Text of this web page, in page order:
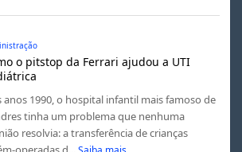
o pitstop da Ferrari ajudou a UTI
anos 1990, o hospital infantil mais famoso de
tinha um problema que nenhuma
resolvia: a transferência de crianças